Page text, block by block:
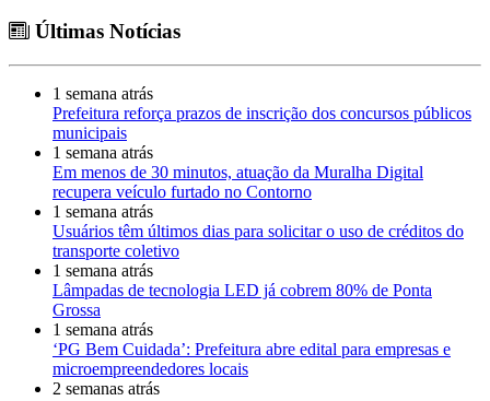
Últimas Notícias
1 semana atrás
Prefeitura reforça prazos de inscrição dos concursos públicos
municipais
1 semana atrás
Em menos de 30 minutos, atuação da Muralha Digital
recupera veículo furtado no Contorno
1 semana atrás
Usuários têm últimos dias para solicitar o uso de créditos do
transporte coletivo
1 semana atrás
Lâmpadas de tecnologia LED já cobrem 80% de Ponta
Grossa
1 semana atrás
‘PG Bem Cuidada’: Prefeitura abre edital para empresas e
microempreendedores locais
2 semanas atrás